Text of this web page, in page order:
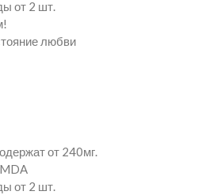
от 2 шт.
любви
от 240мг.
от 2 шт.